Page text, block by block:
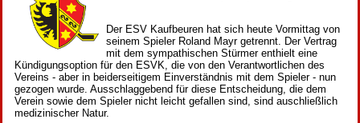
Der ESV Kaufbeuren hat sich heute Vormittag von
seinem Spieler Roland Mayr getrennt. Der Vertrag
mit dem sympathischen Stürmer enthielt eine
Kündigungsoption für den ESVK, die von den Verantwortlichen des
Vereins - aber in beiderseitigem Einverständnis mit dem Spieler - nun
gezogen wurde. Ausschlaggebend für diese Entscheidung, die dem
Verein sowie dem Spieler nicht leicht gefallen sind, sind auschließlich
medizinischer Natur.